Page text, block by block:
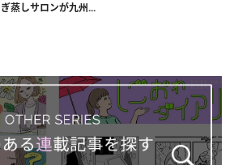
ぎ蒸しサロンが九州...